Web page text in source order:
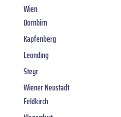
Wien
Dornbirn
Kapfenberg
Leonding
Steyr
Wiener Neustadt
Feldkirch